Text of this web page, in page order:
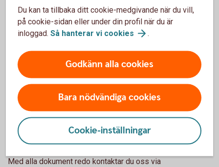
amorteringsfrihet i fem år. För detta behövs:
Ett slutbesked från kommunen som visar att bostaden
En slutvärdering av aktuellt marknadsvärde; anlita en
Boka värdering hosFastighetsbyrån
Slutbesiktning före slutfakturabetalning; återlämna
spärrförbindelsen vid behov. Eventuell spärrförbindelse
ska ha kommit åter från husleverantören/byggaren till
banken.
Behöver du juridisk vägledning? Kontakta gärna vår
samarbetspartner Annerstad Juristbyrå.
Med alla dokument redo kontaktar du oss via
Du kan ta tillbaka ditt cookie-medgivande när du vill,
på cookie-sidan eller under din profil när du är
inloggad. Så hanterar vi cookies .
Godkänn alla cookies
Bara nödvändiga cookies
Cookie-inställningar